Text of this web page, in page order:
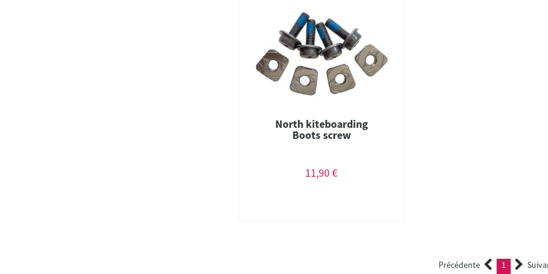
North kiteboarding
Boots screw
11,90 €
Précédente 1 (current)